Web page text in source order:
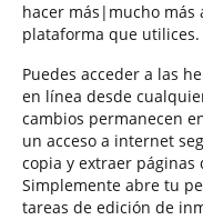
hacer más|mucho más
plataforma que utilices.
Puedes acceder a las
en línea desde
cambios permanecen
un acceso a internet
copia y extraer páginas
Simplemente abre tu
tareas de edición de